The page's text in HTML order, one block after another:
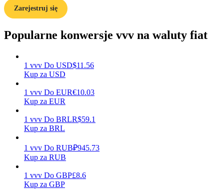
Mocna Świnka
Zarejestruj się
Popularne konwersje vvv na waluty fiat
1 vvv Do USD$11.56
Kup za USD
1 vvv Do EUR€10.03
Kup za EUR
1 vvv Do BRLR$59.1
Kup za BRL
1 vvv Do RUB₽945.73
Kup za RUB
1 vvv Do GBP£8.6
Kup za GBP